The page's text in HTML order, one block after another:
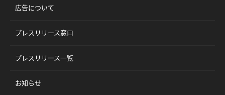
広告について
プレスリリース窓口
プレスリリース一覧
お知らせ